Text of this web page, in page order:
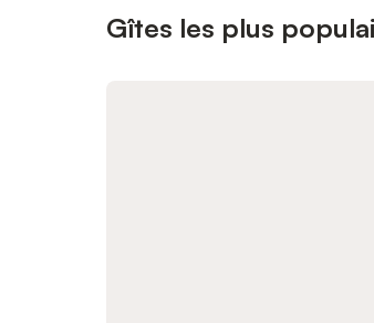
Gîtes les plus